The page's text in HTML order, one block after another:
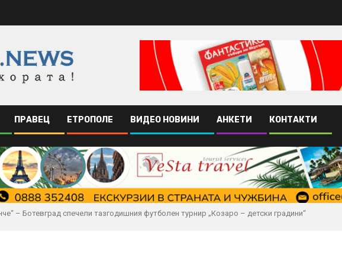
ПРАВЕЦ ЕТРОПОЛЕ ВИДЕО НОВИНИ АНКЕТИ КОНТАКТИ
– Ботевград спечели тазгодишния футболен турнир „Козаро – детски градини“